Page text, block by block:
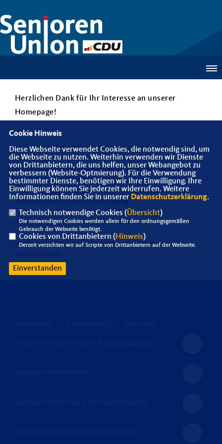
Herzlichen Dank für Ihr Interesse an unserer
Homepage!
Fühlen Sie sich eingeladen und informieren Sie sich über uns.
Schauen Sie sich in der Galerie die Bilder von den
Veranstaltungen der vergangenen Jahre an und melden Sie sich
an, auch als Gast, für eine der Veranstaltungen, die unter
"Anmeldung zu" angeboten werden, unabhängig von einer
Sie sind bei uns überall herzlich willkommen.
Ihr Vorstand der CDU Senioren Union im Stadtverband
Cookie Hinweis
Diese Webseite verwendet Cookies, die notwendig sind, um
die Webseite zu nutzen. Weiterhin verwenden wir Dienste
von Drittanbietern, die uns helfen, unser Webangebot zu
verbessern (Website-Optmierung). Für die Verwendung
bestimmter Dienste, benötigen wir Ihre Einwilligung. Ihre
Einwilligung können Sie jederzeit widerrufen. Weitere
Informationen finden Sie in unserer Datenschutzerklärung.
Technisch notwendige Cookies (Übersicht)
Die notwendigen Cookies werden allein für den ordnungsgemäßen
Gebrauch der Webseite benötigt.
Cookies von Drittanbietern ( Hinweis)
Derzeit verzichten wir auf Scripte von Drittanbietern auf der Webseite.
Einverstanden